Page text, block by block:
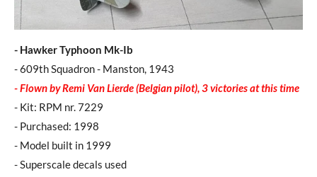
- Hawker Typhoon Mk-Ib
- 609th Squadron - Manston, 1943
- Flown by Remi Van Lierde (Belgian pilot), 3 victories at this time
- Kit: RPM nr. 7229
- Purchased: 1998
- Model built in 1999
- Superscale decals used